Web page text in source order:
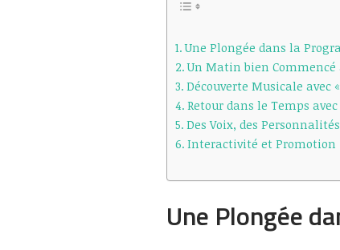
Une Plongée dans la
Un Matin bien Commencé
Découverte Musicale avec
Retour dans le Temps
Des Voix, des Personnalités
Interactivité et Promotion
Une Plongée